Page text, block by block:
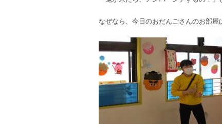
なぜなら、今日のおだんごさんのお部屋